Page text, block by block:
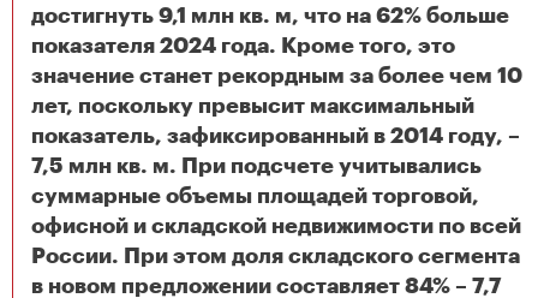
достигнуть 9,1 млн кв. м, что на 62% больше
показателя 2024 года. Кроме того, это
значение станет рекордным за более чем 10
лет, поскольку превысит максимальный
показатель, зафиксированный в 2014 году, –
7,5 млн кв. м. При подсчете учитывались
суммарные объемы площадей торговой,
офисной и складской недвижимости по всей
России. При этом доля складского сегмента
в новом предложении составляет 84% – 7,7